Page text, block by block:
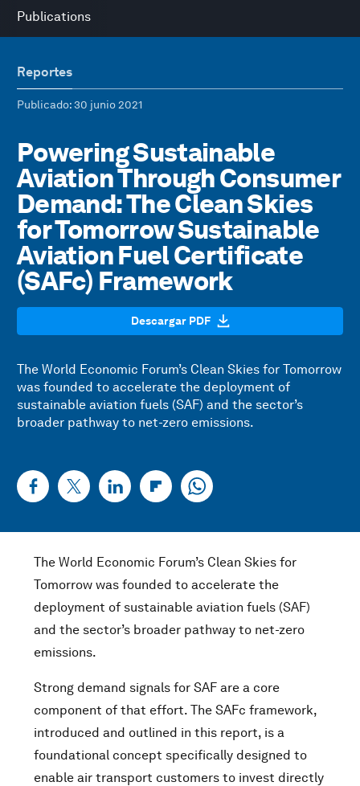
Publications
Reportes
Publicado: 30 junio 2021
Powering Sustainable
Aviation Through Consumer
Demand: The Clean Skies
for Tomorrow Sustainable
Aviation Fuel Certificate
(SAFc) Framework
Descargar PDF
The World Economic Forum’s Clean Skies for Tomorrow
was founded to accelerate the deployment of
sustainable aviation fuels (SAF) and the sector’s
broader pathway to net-zero emissions.
The World Economic Forum’s Clean Skies for
Tomorrow was founded to accelerate the
deployment of sustainable aviation fuels (SAF)
and the sector’s broader pathway to net-zero
emissions.
Strong demand signals for SAF are a core
component of that effort. The SAFc framework,
introduced and outlined in this report, is a
foundational concept specifically designed to
enable air transport customers to invest directly